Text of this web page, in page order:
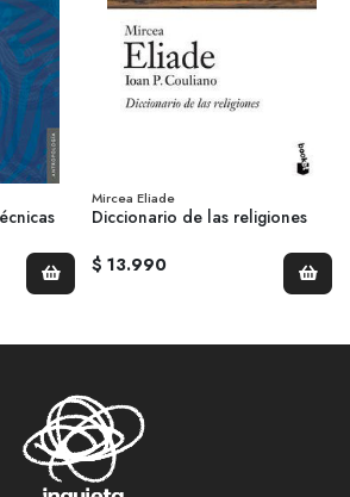
Mircea Eliade
Diccionario de las religiones
$ 13.990